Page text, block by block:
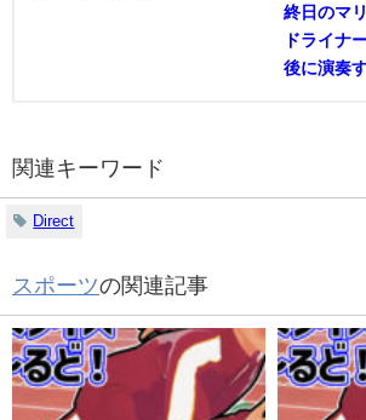
終日のマ
ドライナ
後に演奏
関連キーワード
Direct
スポーツの関連記事